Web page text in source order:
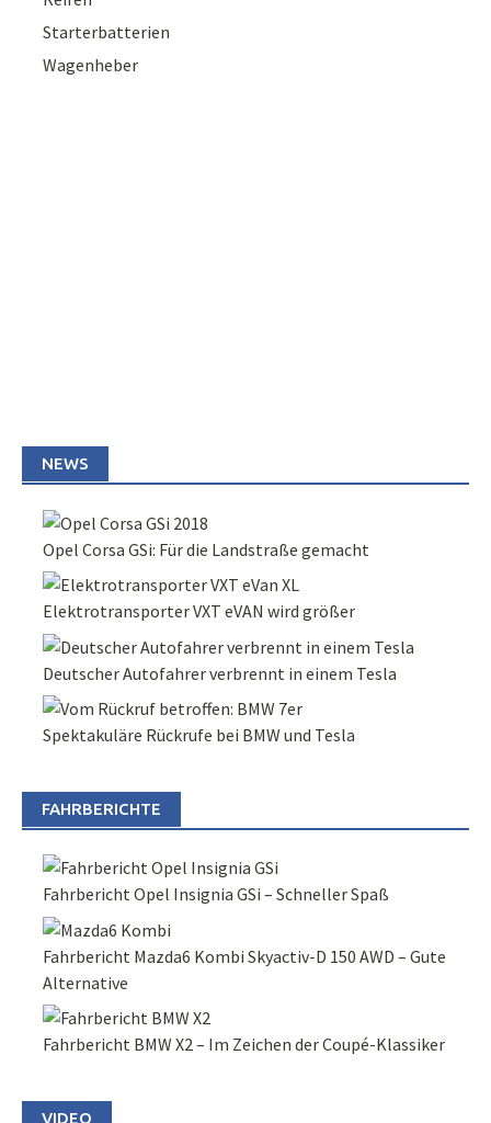
Starterbatterien
Wagenheber
NEWS
Opel Corsa GSi: Für die Landstraße gemacht
Elektrotransporter VXT eVAN wird größer
Deutscher Autofahrer verbrennt in einem Tesla
Spektakuläre Rückrufe bei BMW und Tesla
FAHRBERICHTE
Fahrbericht Opel Insignia GSi – Schneller Spaß
Fahrbericht Mazda6 Kombi Skyactiv-D 150 AWD – Gute
Alternative
Fahrbericht BMW X2 – Im Zeichen der Coupé-Klassiker
VIDEO